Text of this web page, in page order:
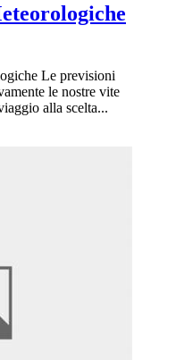
Le previsioni
le nostre vite
alla scelta...